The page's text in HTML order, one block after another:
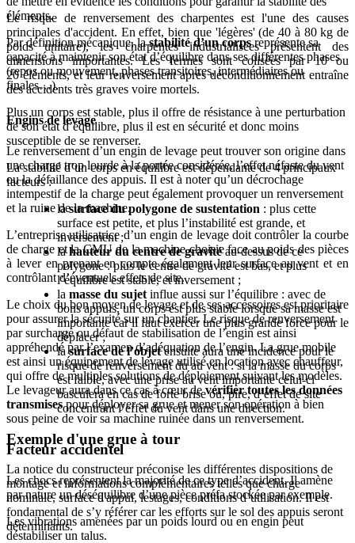
éléments.
Par définition mécanique, lastabilité d’un corpsreprésente sa
capacité à maintenir son état d’équilibre dans ses différentes phases
(repos ou mouvement, phases transitoires, intermédiaires ou
finales…).
Plus un corps est stable, plus il offre de résistance à une perturbation
de son état d’équilibre, plus il est en sécurité et donc moins
susceptible de se renverser.
La stabilité d’un corps en équilibre est dépendante de 4 principaux
facteurs :
lasurface du polygone de sustentation : plus cette
surface est petite, et plus l’instabilité est grande, et
inversement ;
lahauteur du centre de gravitéau-dessus de ce
polygone : plus le centre de gravité est bas, et plus
l’équilibre est stable, et inversement ;
la masse du sujet influe aussi sur l’équilibre : avec de
bons appuis, un corps est plus stable lorsque sa masse est
importante car il faut exercer une plus grande force pour le
déplacer ;
lasurface de l’objetensuite aura une incidence pour le
risque de renversement du au vent : si la masse du corps
est faible, avec une prise au vent importante celui-ci
basculera en cas de forte brise ou, pire, d’effet de site
concentrant l’effet du vent dans une direction.
Exemple d'une grue à tour
La notice du constructeur préconise les différentes dispositions de
montage et informations complémentaires telles que charge
nominale, surface d'appui, lestages, conditions d’utilisation. Il est
fondamental de s’y référer car les efforts sur le sol des appuis seront
déterminants.
Le risque de renversement des charpentes est l'une des causes
principales d'accident. En effet, bien que 'légères' (de 40 à 80 kg de
poids unitaire), les charpentes industrialisées présentent des
dimensions importantes. Les fermes sont colisées par 10 ou
20 éléments, et leur renversement après déconditionnement entraîne
des accidents très graves voire mortels.
Engins de levage
Le renversement d’un engin de levage peut trouver son origine dans
une charge trop lourde à la portée considérée, l’effet néfaste du vent
ou la défaillance des appuis. Il est à noter qu’un décrochage
intempestif de la charge peut également provoquer un renversement
et la ruine de la machine.
L’entreprise utilisatrice d’un engin de levage doit contrôler la courbe
de charge et la CMU de la machine choisie face au poids des pièces
à lever en prenant en compte également leur surface au vent et en
contrôlant d’éventuels effets de site.
Le choix du bon moyen de levage et de ses accessoires est prioritaire
pour assurer la sécurité sur un chantier. Le risque de renversement
par surcharge ou défaut de stabilisation de l’engin est ainsi
appréhendé par l’examen d’adéquation de l’engin. La grue mobile
est ainsi un équipement de levage utilisé en location avec chauffeur,
qui offre de multiples solutions de déploiement suivant les modèles.
Le levageur aura dans ce cas à cœur devérifier toutes les données
transmisespour déployer sa grue et mener son opération à bien
sous peine de voir sa machine ruinée dans un renversement.
Facteur accidentel
Les chocs représentent la majorité de ce type d’accident. Il amène
par nature un déséquilibre d’une pièce préfa stockée par exemple.
Les vibrations amenées par un poids lourd ou en engin peut
déstabiliser un talus.